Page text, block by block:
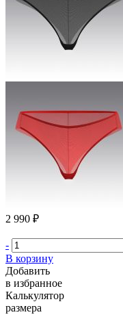
2 990 ₽
-
В корзину
Добавить
в избранное
Калькулятор
размера